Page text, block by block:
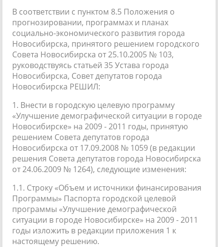
В соответствии с пунктом 8.5 Положения о
прогнозировании, программах и планах
социально-экономического развития города
Новосибирска, принятого решением городского
Совета Новосибирска от 25.10.2005 № 103,
руководствуясь статьей 35 Устава города
Новосибирска, Совет депутатов города
Новосибирска РЕШИЛ:
1. Внести в городскую целевую программу
«Улучшение демографической ситуации в городе
Новосибирске» на 2009 - 2011 годы, принятую
решением Совета депутатов города
Новосибирска от 17.09.2008 № 1059 (в редакции
решения Совета депутатов города Новосибирска
от 24.06.2009 № 1264), следующие изменения:
1.1. Строку «Объем и источники финансирования
Программы» Паспорта городской целевой
программы «Улучшение демографической
ситуации в городе Новосибирске» на 2009 - 2011
годы изложить в редакции приложения 1 к
настоящему решению.